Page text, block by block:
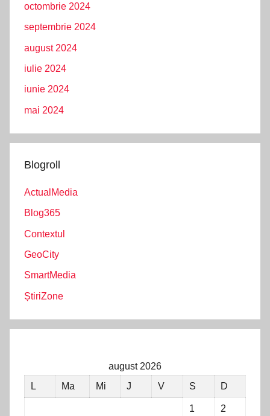
octombrie 2024
septembrie 2024
august 2024
iulie 2024
iunie 2024
mai 2024
Blogroll
ActualMedia
Blog365
Contextul
GeoCity
SmartMedia
ȘtiriZone
august 2026
L
Ma Mi J V S D
1 2